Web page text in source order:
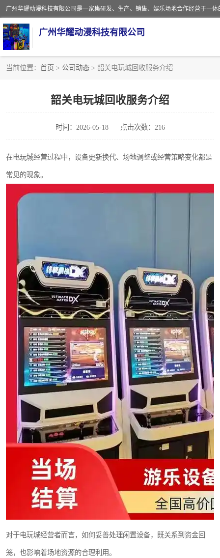
广州华耀动漫科技有限公司
当前位置： 首页 > 公司动态 > 韶关电玩城回收服务介绍
韶关电玩城回收服务介绍
时间：2026-05-18 点击次数：216
在电玩城经营过程中，设备更新换代、场地调整或经营策略变化都是
常见的现象。
对于电玩城经营者而言，如何妥善处理闲置设备，既关系到资金回
笼，也影响着场地资源的合理利用。
游戏厅回收